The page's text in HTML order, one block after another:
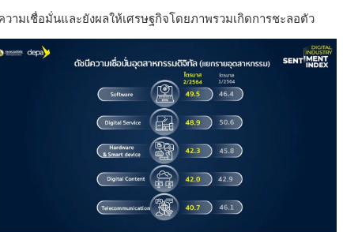
มเชื่อมั่นและยังผลให้เศรษฐกิจโดยภาพรวมเกิดการชะลอตัว